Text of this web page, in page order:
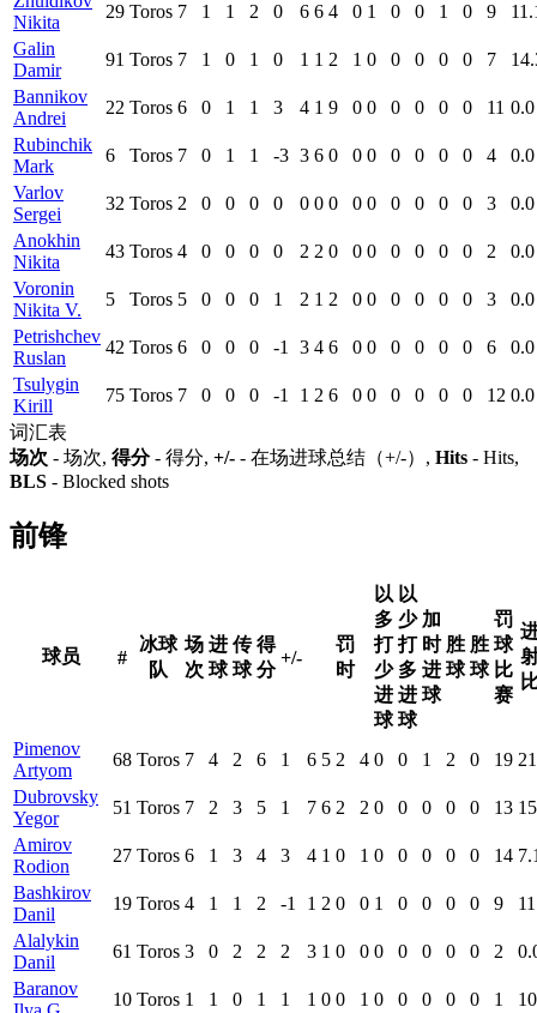
Nikita
29 Toros 7 1 1 2 0 6 6 4 0 1 0 0 1 0 9
Galin
Damir
91 Toros 7 1 0 1 0 1 1 2 1 0 0 0 0 0 7
Bannikov
Andrei
22 Toros 6 0 1 1 3 4 1 9 0 0 0 0 0 0 11 0.0
Rubinchik
Mark
6 Toros 7 0 1 1 -3 3 6 0 0 0 0 0 0 0 4
0.0
Varlov
Sergei
32 Toros 2 0 0 0 0 0 0 0 0 0 0 0 0 0 3
0.0
Anokhin
Nikita
43 Toros 4 0 0 0 0 2 2 0 0 0 0 0 0 0 2
0.0
Voronin
Nikita V.
5 Toros 5 0 0 0 1 2 1 2 0 0 0 0 0 0 3
0.0
Petrishchev
Ruslan
42 Toros 6 0 0 0 -1 3 4 6 0 0 0 0 0 0 6
0.0
Tsulygin
Kirill
75 Toros 7 0 0 0 -1 1 2 6 0 0 0 0 0 0 12 0.0
词汇表
场次 - 场次, 得分- 得分, +/- - 在场进球总结（+/-）, Hits - Hits,
BLS - Blocked shots
前锋
球员 #
冰球
队
场
次
进
球
传
球
得
分
+/-
罚
时
以
多
打
少
进
球
以
少
打
多
进
球
加
时
进
球
胜
球
胜
球
罚
球
比
赛
Pimenov
Artyom
68 Toros 7 4 2 6 1 6 5 2 4 0 0 1 2 0 19
Dubrovsky
Yegor
51 Toros 7 2 3 5 1 7 6 2 2 0 0 0 0 0 13
Amirov
Rodion
27 Toros 6 1 3 4 3 4 1 0 1 0 0 0 0 0 14
Bashkirov
Danil
19 Toros 4 1 1 2 -1 1 2 0 0 1 0 0 0 0 9
Alalykin
Danil
61 Toros 3 0 2 2 2 3 1 0 0 0 0 0 0 0 2
Baranov
10 Toros 1 1 0 1 1 1 0 0 1 0 0 0 0 0 1